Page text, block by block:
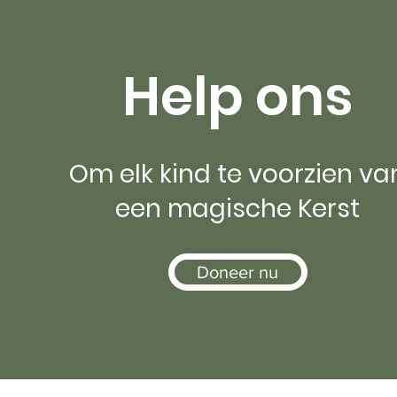
Help ons
Om elk kind te voorzien
een magische Kerst
Doneer nu